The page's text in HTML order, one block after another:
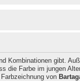
Kombinationen gibt.
die Farbe im jungen
von